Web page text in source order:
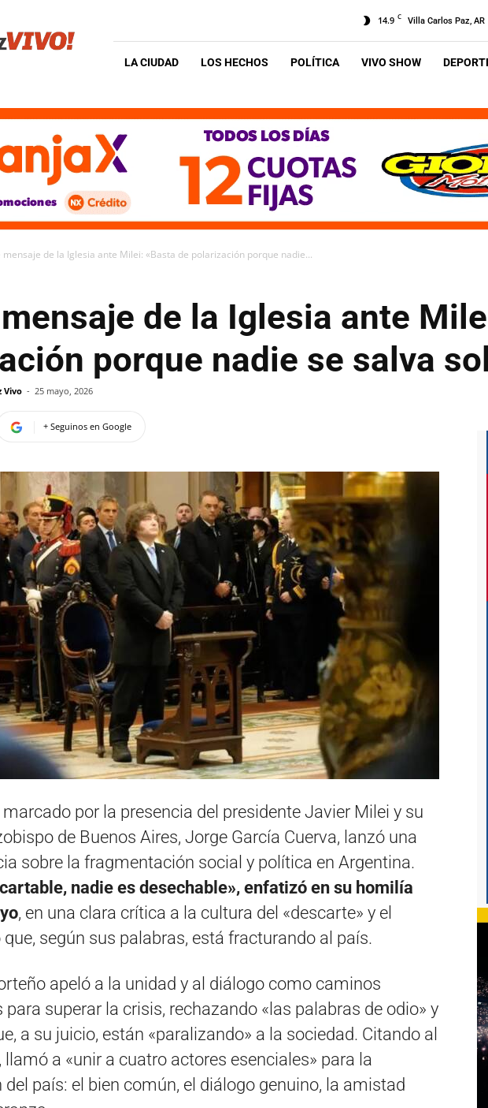
14.9 C Villa Carlos Paz, AR
LA CIUDAD LOS HECHOS POLÍTICA VIVO SHOW
mensaje de la Iglesia ante Milei: «Basta de polarización porque nadie...
de la Iglesia ante
porque nadie se salva
Vivo - 25 mayo, 2026
+ Seguinos en Google
por la presencia del presidente Javier Milei y su
de Buenos Aires, Jorge García Cuerva, lanzó una
sobre la fragmentación social y política en Argentina.
nadie es desechable», enfatizó en su homilía
, en una clara crítica a la cultura del «descarte» y el
según sus palabras, está fracturando al país.
apeló a la unidad y al diálogo como caminos
para superar la crisis, rechazando «las palabras de odio» y
a su juicio, están «paralizando» a la sociedad. Citando al
llamó a «unir a cuatro actores esenciales» para la
país: el bien común, el diálogo genuino, la amistad